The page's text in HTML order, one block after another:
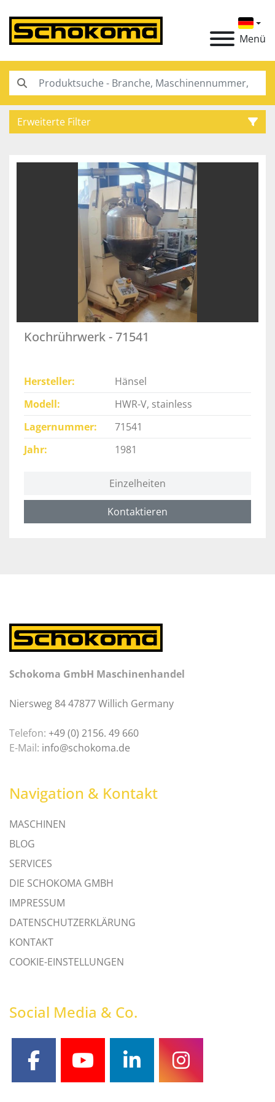
Menü
Erweiterte Filter
Kochrührwerk - 71541
Hersteller
Hänsel
Modell
HWR-V, stainless
Lagernummer
71541
Jahr
1981
Einzelheiten
Kontaktieren
Schokoma GmbH Maschinenhandel
Niersweg 84 47877 Willich Germany
Telefon: +49 (0) 2156. 49 660
E-Mail: info@schokoma.de
Navigation & Kontakt
MASCHINEN
BLOG
SERVICES
DIE SCHOKOMA GMBH
IMPRESSUM
DATENSCHUTZERKLÄRUNG
KONTAKT
COOKIE-EINSTELLUNGEN
Social Media & Co.
facebookyoutubelinkedininstagram